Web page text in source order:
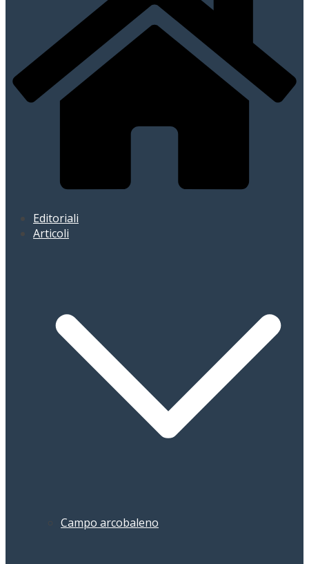
Editoriali
Articoli
Campo arcobaleno